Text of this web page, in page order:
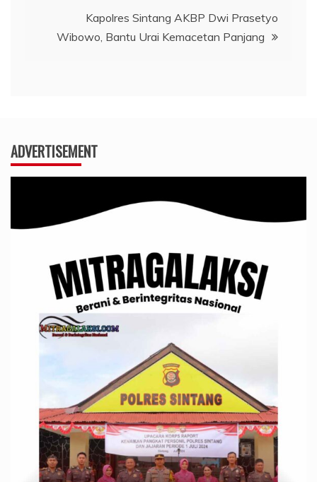
Kapolres Sintang AKBP Dwi Prasetyo
Wibowo, Bantu Urai Kemacetan Panjang
ADVERTISEMENT